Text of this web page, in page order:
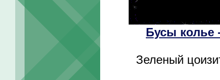
Бусы колье
Зеленый